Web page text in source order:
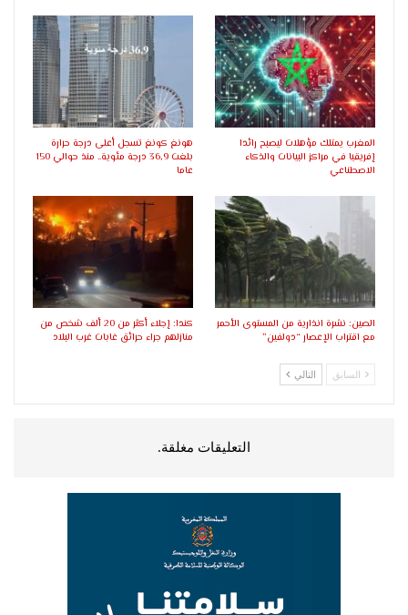
المغرب يمتلك مؤهلات ليصبح رائدا
إفريقيا في مراكز البيانات والذكاء
الاصطناعي
هونغ كونغ تسجل أعلى درجة حرارة
بلغت 36,9 درجة مئوية.. منذ حوالي 150
عاما
الصين: نشرة انذارية من المستوى الأحمر
مع اقتراب الإعصار “دولفين”
كندا: إجلاء أكثر من 20 ألف شخص من
منازلهم جراء حرائق غابات غرب البلاد
السابق التالي
التعليقات مغلقة.